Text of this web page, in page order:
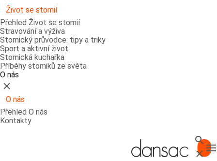
Život se stomií
Přehled Život se stomií
Stravování a výživa
Stomický průvodce: tipy a triky
Sport a aktivní život
Stomická kuchařka
Příběhy stomiků ze světa
O nás
Zavřít
O nás
Přehled O nás
Kontakty
Hledat
Zavřít